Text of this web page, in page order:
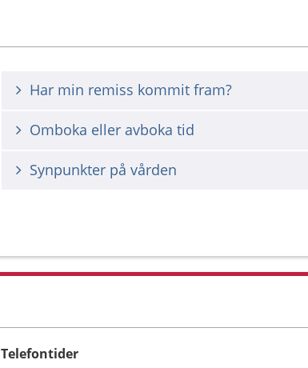
Har min remiss kommit fram?
Omboka eller avboka tid
Synpunkter på vården
Telefontider